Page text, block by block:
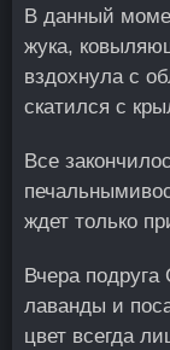
В данный
жука,
вздохнула с
скатился с
Все
ждет только
Вчера
лаванды и
цвет всегда